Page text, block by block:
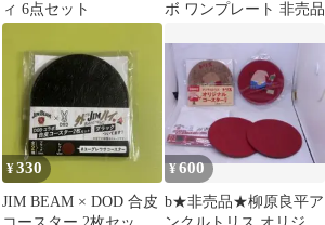
ィ 6点セット
ボ ワンプレート 非売品
¥330
JIM BEAM × DOD 合皮
¥600
b★非売品★柳原良平ア